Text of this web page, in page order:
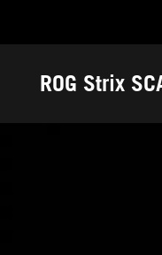
Accessibility links
ROG Strix